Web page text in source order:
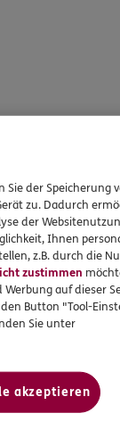
der Speicherung
zu. Dadurch
der
Ihnen
z.B. durch die
zustimmen
auf dieser
Button "Tool-
Sie unter
akzeptieren